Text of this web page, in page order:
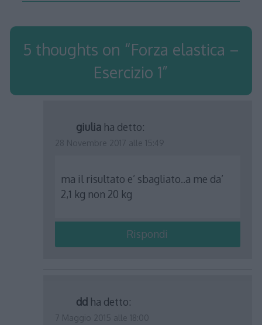
5 thoughts on “Forza elastica –
Esercizio 1”
giulia ha detto:
ma il risultato e’ sbagliato..a me da’
2,1 kg non 20 kg
Rispondi
dd ha detto:
7 Maggio 2015 alle 18:00